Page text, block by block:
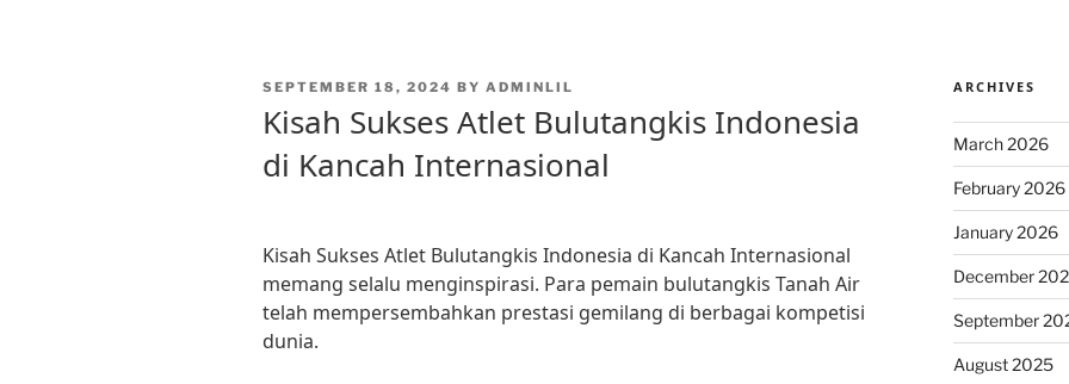
POSTED
SEPTEMBER 18, 2024 BY ADMINLIL
Kisah Sukses Atlet Bulutangkis Indonesia
di Kancah Internasional
Kisah Sukses Atlet Bulutangkis Indonesia di Kancah Internasional
memang selalu menginspirasi. Para pemain bulutangkis Tanah Air
telah mempersembahkan prestasi gemilang di berbagai kompetisi
dunia.
ARCHIVES
March 2026
February 2026
January 2026
December
September
August 2025